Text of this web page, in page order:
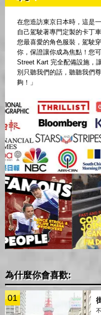
在您造訪東京日本時，這是
自己駕駛著專門定製的卡丁
您最喜愛的角色服裝，駕駛
你，保證讓你成為焦點！您
Street Kart 完全配備設施，
別只聽我們的話，聽聽我們
夠！」
為什麼你會喜歡:
01